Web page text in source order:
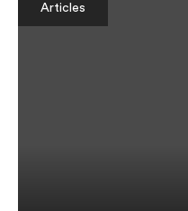
Articles